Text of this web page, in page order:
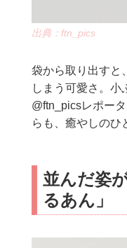
出典：ftn_pics
袋から取り出すと
しまう可愛さ。
@ftn_picsレポー
らも、癒やしのひ
並んだ姿
るあん」